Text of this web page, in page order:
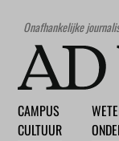
Onafhankelijke
CAMPUS
CULTUUR